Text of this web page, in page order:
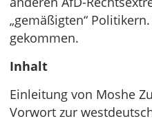
„gemäßigten“
gekommen.
Inhalt
Einleitung von Moshe
Vorwort zur